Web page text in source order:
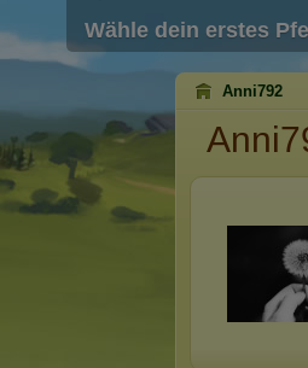
Wähle dein erstes
Anni792